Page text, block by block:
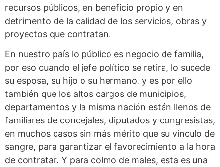
recursos públicos, en beneficio propio y en
detrimento de la calidad de los servicios, obras y
proyectos que contratan.
En nuestro país lo público es negocio de familia,
por eso cuando el jefe político se retira, lo sucede
su esposa, su hijo o su hermano, y es por ello
también que los altos cargos de municipios,
departamentos y la misma nación están llenos de
familiares de concejales, diputados y congresistas,
en muchos casos sin más mérito que su vínculo de
sangre, para garantizar el favorecimiento a la hora
de contratar. Y para colmo de males, esta es una